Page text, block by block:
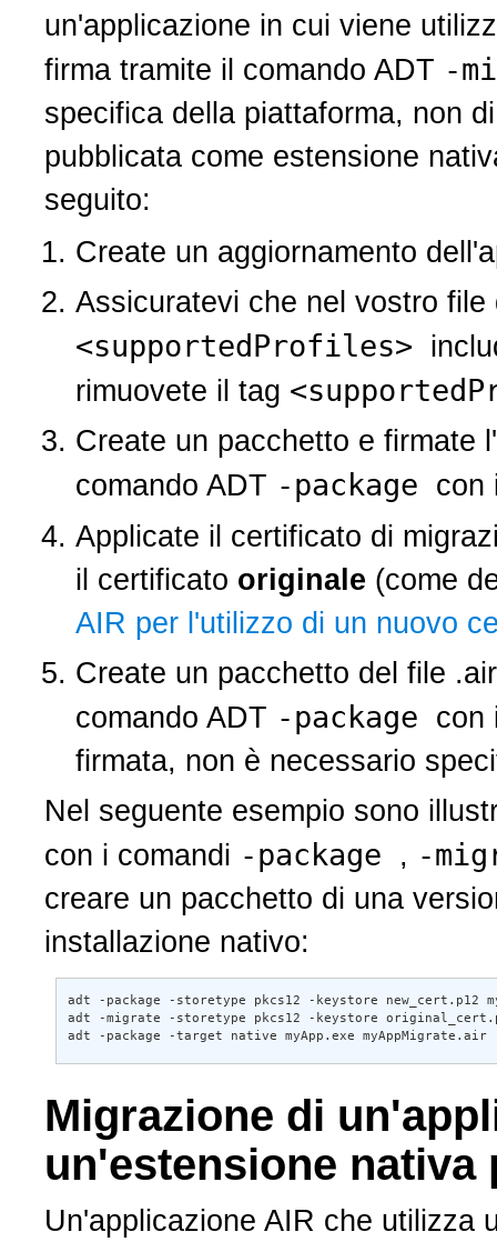
un'applicazione in cui viene
firma tramite il comando ADT -
specifica della piattaforma, non
pubblicata come estensione
seguito:
Create un aggiornamento
Assicuratevi che nel vostro
<supportedProfiles>
rimuovete il tag
Create un pacchetto e firmate
comando ADT -package
Applicate il certificato di
il certificato originale (come
AIR per l'utilizzo di un nuovo
Create un pacchetto del file
comando ADT -package con
firmata, non è necessario
Nel seguente esempio sono
con i comandi -package , -
creare un pacchetto di una
installazione nativo:
adt -package -storetype pkcs12 -keystore new_cert.p12
adt -migrate -storetype pkcs12 -keystore
adt -package -target native myApp.exe myAppMigrate.air
Migrazione di
un'estensione
Un'applicazione AIR che utilizza